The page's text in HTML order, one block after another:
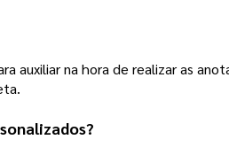
auxiliar na hora de realizar as